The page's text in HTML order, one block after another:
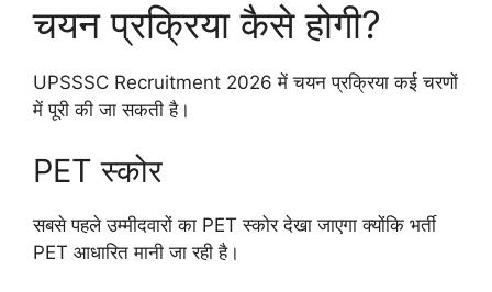
चयन प्रक्रिया कैसे होगी?
UPSSSC Recruitment 2026 में चयन प्रक्रिया कई चरणों
में पूरी की जा सकती है।
PET स्कोर
सबसे पहले उम्मीदवारों का PET स्कोर देखा जाएगा क्योंकि भर्ती
PET आधारित मानी जा रही है।